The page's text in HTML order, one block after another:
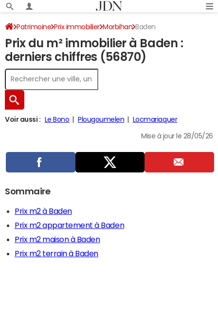
Patrimoine Prix immobilier Morbihan Baden
Prix du m² immobilier à Baden :
derniers chiffres (56870)
Voir aussi : Le Bono Plougoumelen Locmariaquer
Mise à jour le 28/05/26
Sommaire
Prix m2 à Baden
Prix m2 appartement à Baden
Prix m2 maison à Baden
Prix m2 terrain à Baden